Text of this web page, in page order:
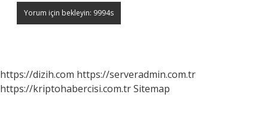
https://dizih.com https://serveradmin.com.tr
https://kriptohabercisi.com.trSitemap